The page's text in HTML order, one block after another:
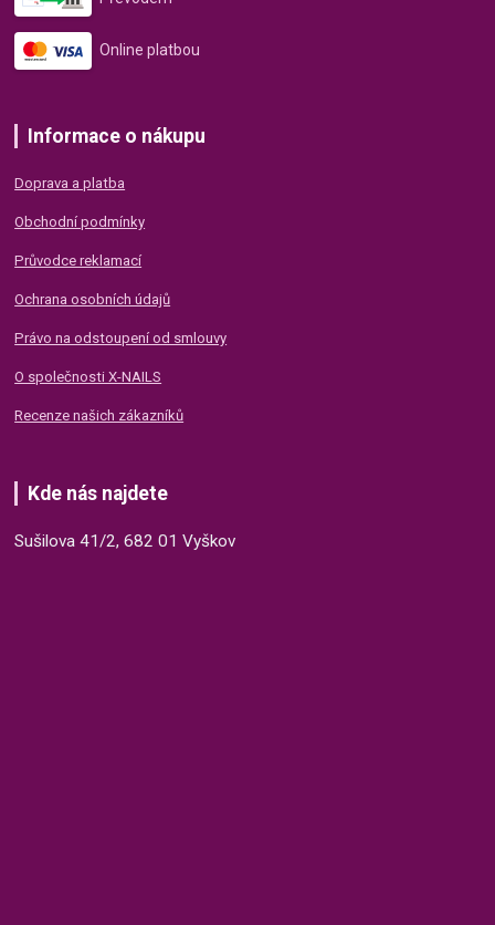
Online platbou
Informace o nákupu
Doprava a platba
Obchodní podmínky
Průvodce reklamací
Ochrana osobních údajů
Právo na odstoupení od smlouvy
O společnosti X-NAILS
Recenze našich zákazníků
Kde nás najdete
Sušilova 41/2, 682 01 Vyškov